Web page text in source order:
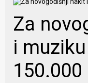
Za
i
150.000